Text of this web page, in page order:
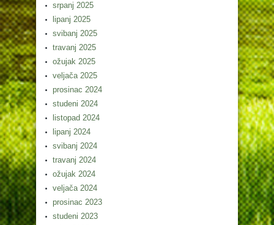
srpanj 2025
lipanj 2025
svibanj 2025
travanj 2025
ožujak 2025
veljača 2025
prosinac 2024
studeni 2024
listopad 2024
lipanj 2024
svibanj 2024
travanj 2024
ožujak 2024
veljača 2024
prosinac 2023
studeni 2023